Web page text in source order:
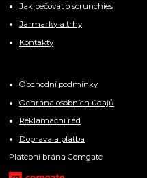
Jak pečovat o scrunchies
Jarmarky a trhy
Kontakty
Obchodní podmínky
Ochrana osobních údajů
Reklamační řád
Doprava a platba
Platební brána Comgate